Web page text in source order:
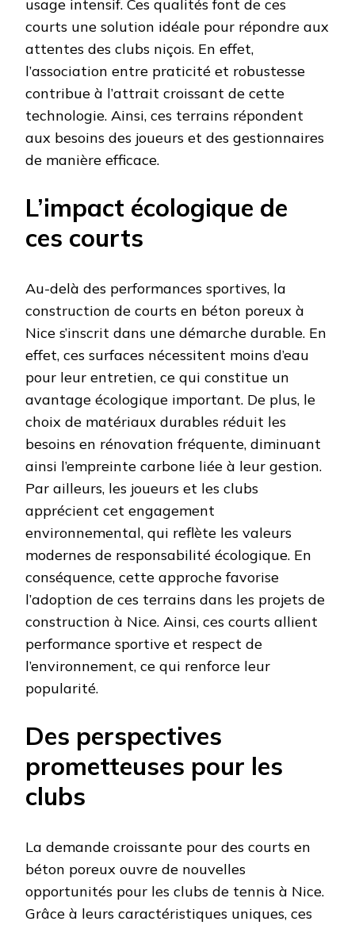
usage intensif. Ces qualités font de ces
courts une solution idéale pour répondre aux
attentes des clubs niçois. En effet,
l’association entre praticité et robustesse
contribue à l’attrait croissant de cette
technologie. Ainsi, ces terrains répondent
aux besoins des joueurs et des gestionnaires
de manière efficace.
L’impact écologique de
ces courts
Au-delà des performances sportives, la
construction de courts en béton poreux à
Nice s’inscrit dans une démarche durable. En
effet, ces surfaces nécessitent moins d’eau
pour leur entretien, ce qui constitue un
avantage écologique important. De plus, le
choix de matériaux durables réduit les
besoins en rénovation fréquente, diminuant
ainsi l’empreinte carbone liée à leur gestion.
Par ailleurs, les joueurs et les clubs
apprécient cet engagement
environnemental, qui reflète les valeurs
modernes de responsabilité écologique. En
conséquence, cette approche favorise
l’adoption de ces terrains dans les projets de
construction à Nice. Ainsi, ces courts allient
performance sportive et respect de
l’environnement, ce qui renforce leur
popularité.
Des perspectives
prometteuses pour les
clubs
La demande croissante pour des courts en
béton poreux ouvre de nouvelles
opportunités pour les clubs de tennis à Nice.
Grâce à leurs caractéristiques uniques, ces